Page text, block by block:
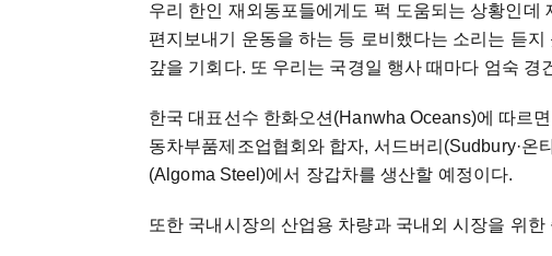
우리 한인 재외동포들에게도 퍽 도움되는 상황인데
편지보내기 운동을 하는 등 로비했다는 소리는 듣
갚을 기회다. 또 우리는 국경일 행사 때마다 엄숙
한국 대표선수 한화오션(Hanwha Oceans)에 따르
동차부품제조업협회와 합자, 서드버리(Sudbury·온
(Algoma Steel)에서 장갑차를 생산할 예정이다.
또한 국내시장의 산업용 차량과 국내외 시장을 위